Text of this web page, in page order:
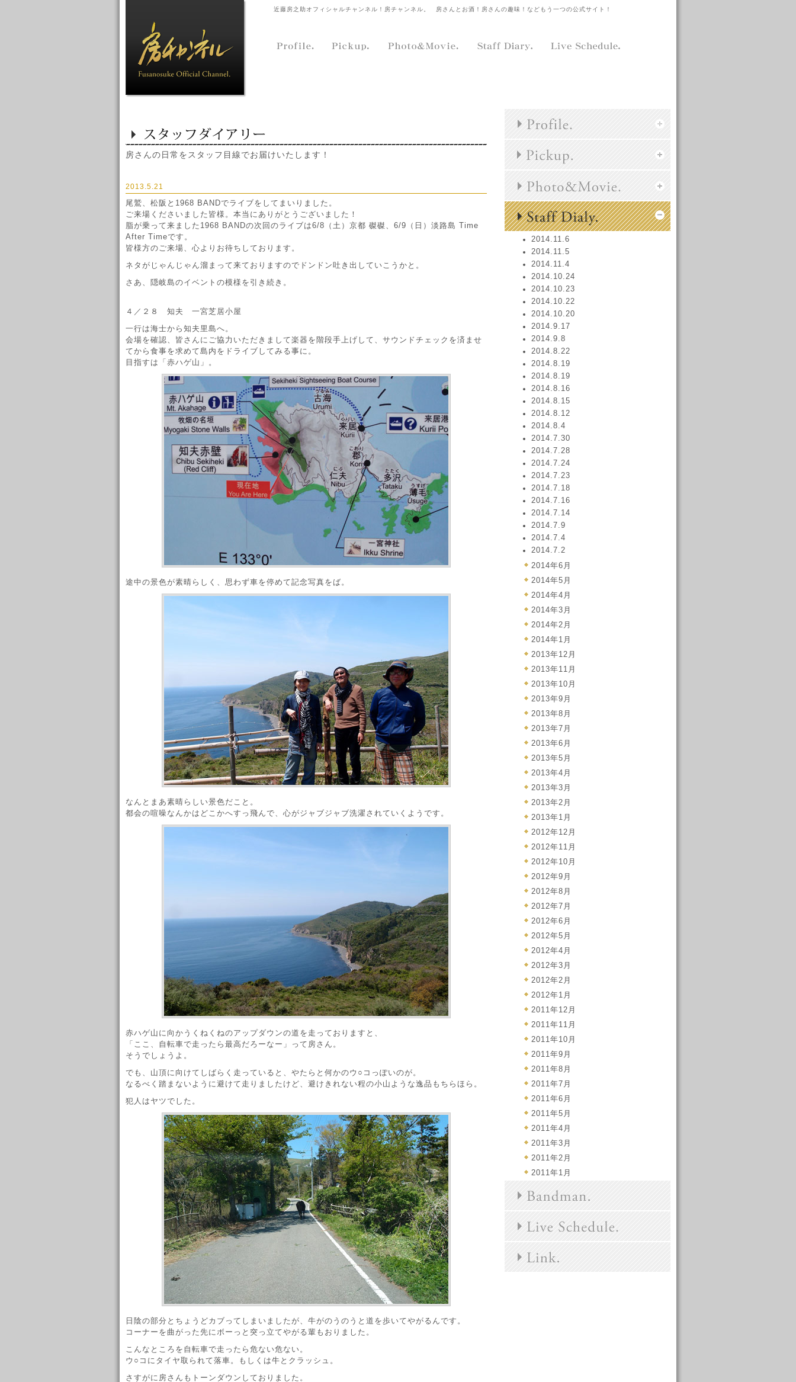
近藤房之助オフィシャルチャンネル！房チャンネル。 房さんとお酒！房さんの趣味！などもう一つの公式サイト！
房さんの日常をスタッフ目線でお届けいたします！
2013.5.21
尾鷲、松阪と1968 BANDでライブをしてまいりました。
ご来場くださいました皆様。本当にありがとうございました！
脂が乗って来ました1968 BANDの次回のライブは6/8（土）京都 磔磔、6/9（日）淡路島 Time
After Timeです。
皆様方のご来場、心よりお待ちしております。
ネタがじゃんじゃん溜まって来ておりますのでドンドン吐き出していこうかと。
さあ、隠岐島のイベントの模様を引き続き。
４／２８ 知夫 一宮芝居小屋
一行は海士から知夫里島へ。
会場を確認、皆さんにご協力いただきまして楽器を階段手上げして、サウンドチェックを済ませ
てから食事を求めて島内をドライブしてみる事に。
目指すは「赤ハゲ山」。
途中の景色が素晴らしく、思わず車を停めて記念写真をば。
なんとまあ素晴らしい景色だこと。
都会の喧噪なんかはどこかへすっ飛んで、心がジャブジャブ洗濯されていくようです。
赤ハゲ山に向かうくねくねのアップダウンの道を走っておりますと、
「ここ、自転車で走ったら最高だろーなー」って房さん。
そうでしょうよ。
でも、山頂に向けてしばらく走っていると、やたらと何かのウ○コっぽいのが。
なるべく踏まないように避けて走りましたけど、避けきれない程の小山ような逸品もちらほら。
犯人はヤツでした。
日陰の部分とちょうどカブってしまいましたが、牛がのうのうと道を歩いてやがるんです。
コーナーを曲がった先にボーっと突っ立てやがる輩もおりました。
こんなところを自転車で走ったら危ない危ない。
ウ○コにタイヤ取られて落車。もしくは牛とクラッシュ。
さすがに房さんもトーンダウンしておりました。
2014.11.6
2014.11.5
2014.11.4
2014.10.24
2014.10.23
2014.10.22
2014.10.20
2014.9.17
2014.9.8
2014.8.22
2014.8.19
2014.8.19
2014.8.16
2014.8.15
2014.8.12
2014.8.4
2014.7.30
2014.7.28
2014.7.24
2014.7.23
2014.7.18
2014.7.16
2014.7.14
2014.7.9
2014.7.4
2014.7.2
2014年6月
2014年5月
2014年4月
2014年3月
2014年2月
2014年1月
2013年12月
2013年11月
2013年10月
2013年9月
2013年8月
2013年7月
2013年6月
2013年5月
2013年4月
2013年3月
2013年2月
2013年1月
2012年12月
2012年11月
2012年10月
2012年9月
2012年8月
2012年7月
2012年6月
2012年5月
2012年4月
2012年3月
2012年2月
2012年1月
2011年12月
2011年11月
2011年10月
2011年9月
2011年8月
2011年7月
2011年6月
2011年5月
2011年4月
2011年3月
2011年2月
2011年1月